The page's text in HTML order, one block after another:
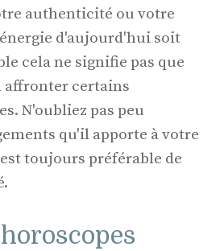
authenticité ou votre
d'aujourd'hui soit
cela ne signifie pas que
affronter certains
N'oubliez pas peu
qu'il apporte à votre
toujours préférable de